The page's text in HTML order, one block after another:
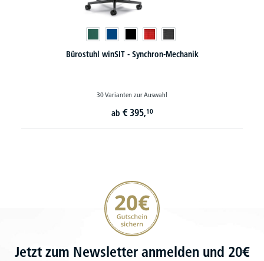
Bürostuhl winSIT - Synchron-Mechanik
30 Varianten zur Auswahl
ab € 395,10
20€ Gutschein sichern
Jetzt zum Newsletter anmelden und 20€